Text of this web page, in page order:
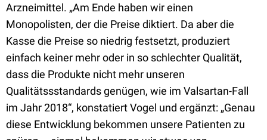
Arzneimittel. „Am Ende haben wir einen
Monopolisten, der die Preise diktiert. Da aber die
Kasse die Preise so niedrig festsetzt, produziert
einfach keiner mehr oder in so schlechter Qualität,
dass die Produkte nicht mehr unseren
Qualitätssstandards genügen, wie im Valsartan-Fall
im Jahr 2018“, konstatiert Vogel und ergänzt: „Genau
diese Entwicklung bekommen unsere Patienten zu